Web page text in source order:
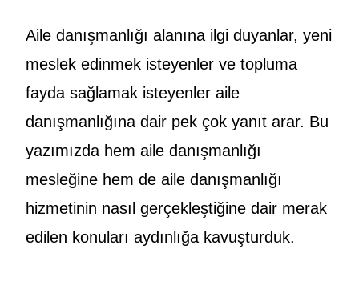
Aile danışmanlığı alanına ilgi duyanlar, yeni
meslek edinmek isteyenler ve topluma
fayda sağlamak isteyenler aile
danışmanlığına dair pek çok yanıt arar. Bu
yazımızda hem aile danışmanlığı
mesleğine hem de aile danışmanlığı
hizmetinin nasıl gerçekleştiğine dair merak
edilen konuları aydınlığa kavuşturduk.